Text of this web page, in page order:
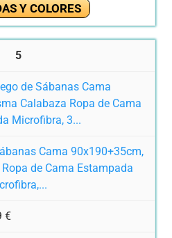
Y COLORES
5
Cama 90x190+35cm,
de Cama Estampada
€